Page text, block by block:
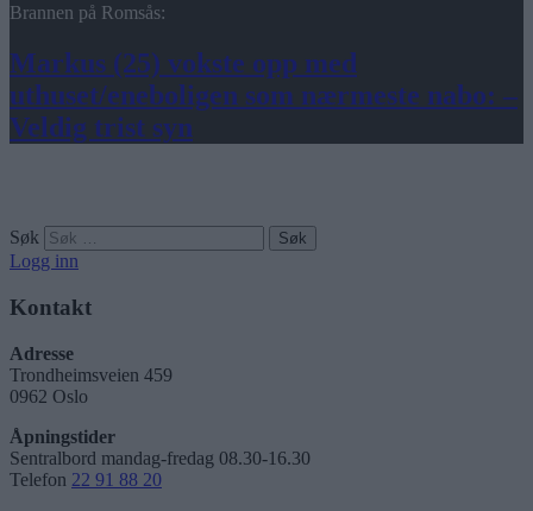
Brannen på Romsås:
Markus (25) vokste opp med
uthuset/eneboligen som nærmeste nabo: –
Veldig trist syn
Søk
Logg inn
Kontakt
Adresse
Trondheimsveien 459
0962 Oslo
Åpningstider
Sentralbord mandag-fredag 08.30-16.30
Telefon 22 91 88 20